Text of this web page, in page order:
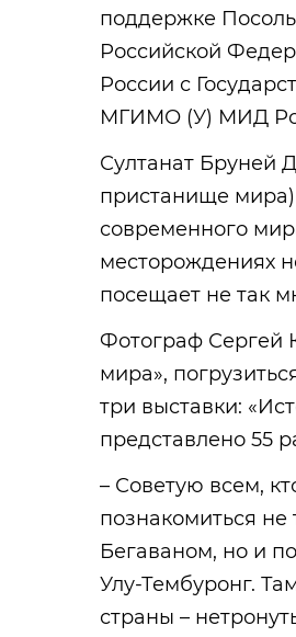
поддержке
Российской
России с
МГИМО (У) МИД
Султанат Бруней
пристанище мира)
современного
месторождениях
посещает не так
Фотограф Сергей
мира»,
три выставки:
представлено 55
– Советую всем,
познакомиться не
Бегаваном, но и
Улу-Тембуронг.
страны –